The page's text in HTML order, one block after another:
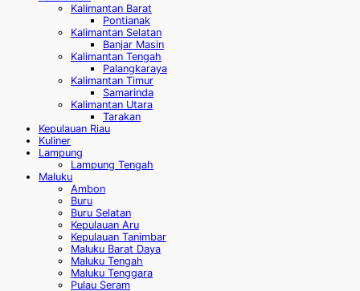
Kalimantan Barat
Pontianak
Kalimantan Selatan
Banjar Masin
Kalimantan Tengah
Palangkaraya
Kalimantan Timur
Samarinda
Kalimantan Utara
Tarakan
Kepulauan Riau
Kuliner
Lampung
Lampung Tengah
Maluku
Ambon
Buru
Buru Selatan
Kepulauan Aru
Kepulauan Tanimbar
Maluku Barat Daya
Maluku Tengah
Maluku Tenggara
Pulau Seram